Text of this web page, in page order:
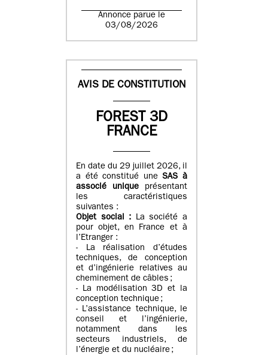
Annonce parue le
03/08/2026
AVIS DE CONSTITUTION
FOREST 3D
FRANCE
En date du 29 juillet 2026, il
a été constitué uneSAS à
associé unique présentant
les caractéristiques
suivantes :
Objet social : La société a
pour objet, en France et à
l’Etranger :
- La réalisation d’études
techniques, de conception
et d’ingénierie relatives au
cheminement de câbles ;
- La modélisation 3D et la
conception technique ;
- L’assistance technique, le
conseil et l’ingénierie,
notamment dans les
secteurs industriels, de
l’énergie et du nucléaire ;